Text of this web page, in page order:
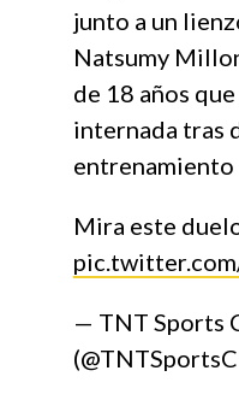
junto a un
Natsumy
de 18 años
internada tras
entrenamiento
Mira este
— TNT Sports